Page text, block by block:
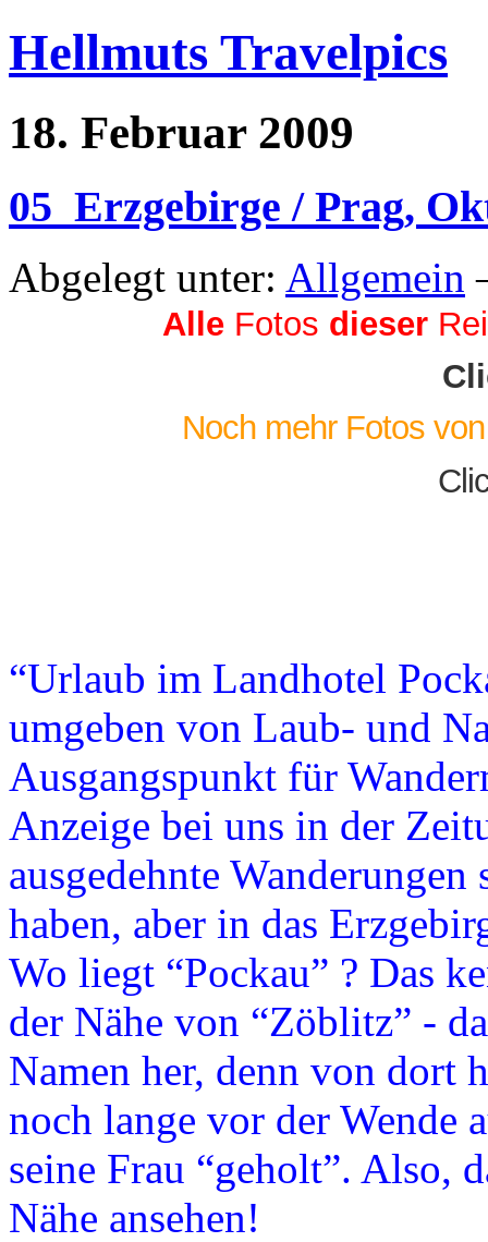
Hellmuts Travelpics
18. Februar 2009
05_Erzgebirge / Prag,
Abgelegt unter: Allgemein
Alle Fotos dieser
Noch mehr Fotos
“Urlaub im Landhotel
umgeben von Laub- und
Ausgangspunkt für
Anzeige bei uns in der
ausgedehnte
haben, aber in das
Wo liegt “Pockau” ? Das
der Nähe von “Zöblitz” -
Namen her, denn von dort
noch lange vor der Wende
seine Frau “geholt”. Also,
Nähe ansehen!